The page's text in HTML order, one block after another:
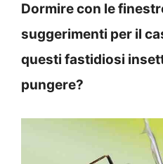
Dormire con le
suggerimenti per il
questi fastidiosi
pungere?